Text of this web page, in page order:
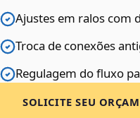
Ajustes em ralos com
Troca de conexões
Regulagem do fluxo
SOLICITE SEU